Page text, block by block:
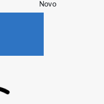
Novo